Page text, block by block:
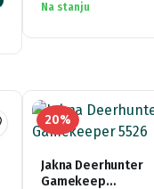
Na stanju
20%
Jakna Deerhunter
Gamekeep…